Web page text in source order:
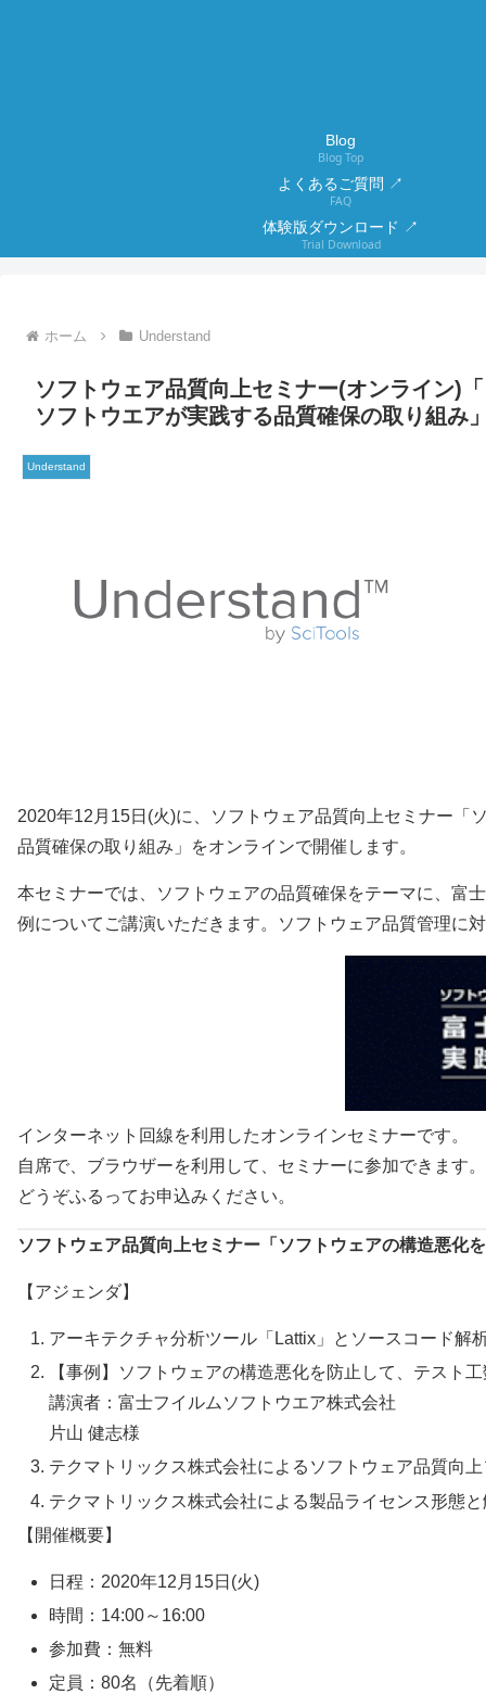
Blog
Blog Top
よくあるご質問 ↗
FAQ
体験版ダウンロード ↗
Trial Download
ホーム Understand
ソフトウェア品質向上セミナー(オンライン)
ソフトウエアが実践する品質確保の取り組み
Understand
2020年12月15日(火)に、ソフトウェア品質向上セミナー「
品質確保の取り組み」をオンラインで開催します。
本セミナーでは、ソフトウェアの品質確保をテーマに、富
例についてご講演いただきます。ソフトウェア品質管理に
インターネット回線を利用したオンラインセミナーです。
自席で、ブラウザーを利用して、セミナーに参加できます。
どうぞふるってお申込みください。
ソフトウェア品質向上セミナー「ソフトウェアの構造悪化
【アジェンダ】
アーキテクチャ分析ツール「Lattix」とソースコード解
【事例】ソフトウェアの構造悪化を防止して、テスト
講演者：富士フイルムソフトウエア株式会社
片山 健志様
テクマトリックス株式会社によるソフトウェア品質向
テクマトリックス株式会社による製品ライセンス形態
【開催概要】
日程：2020年12月15日(火)
時間：14:00～16:00
参加費：無料
定員：80名（先着順）